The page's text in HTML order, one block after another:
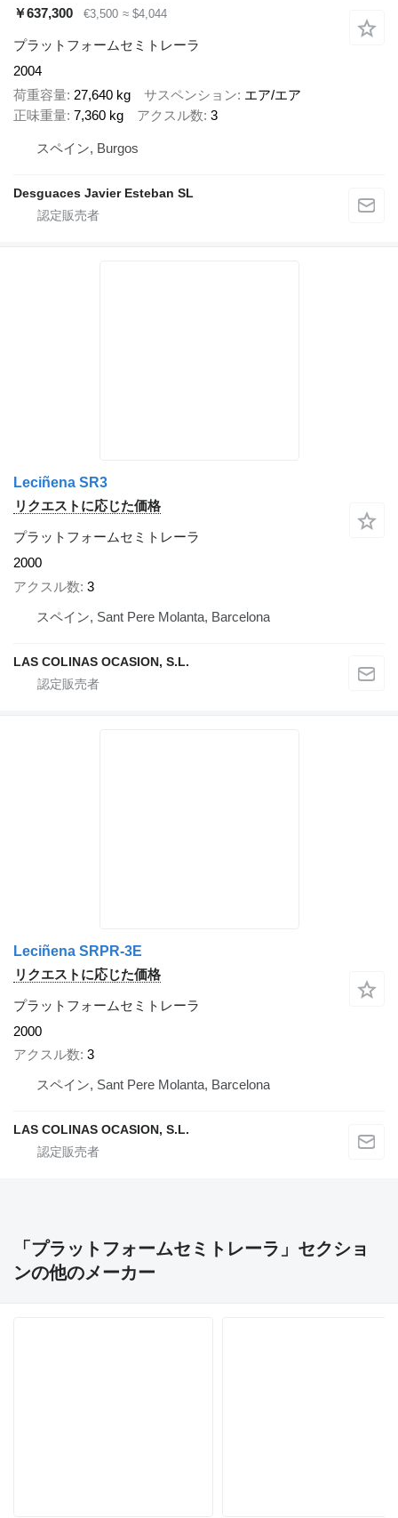
￥637,300
€3,500 ≈ $4,044
プラットフォームセミトレーラ
2004
荷重容量 27,640 kg サスペンション エア/エア
正味重量 7,360 kg アクスル数 3
スペイン, Burgos
Desguaces Javier Esteban SL
Leciñena SR3
リクエストに応じた価格
プラットフォームセミトレーラ
2000
アクスル数 3
スペイン, Sant Pere Molanta, Barcelona
LAS COLINAS OCASION, S.L.
Leciñena SRPR-3E
リクエストに応じた価格
プラットフォームセミトレーラ
2000
アクスル数 3
スペイン, Sant Pere Molanta, Barcelona
LAS COLINAS OCASION, S.L.
「プラットフォームセミトレーラ」セクショ
ンの他のメーカー